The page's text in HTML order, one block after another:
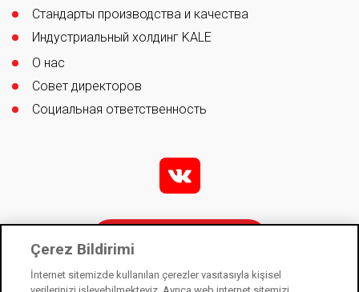
Стандарты производства и качества
Индустриальный холдинг KALE
О нас
Совет директоров
Социальная ответственность
v
Çerez Bildirimi
İnternet sitemizde kullanılan çerezler vasıtasıyla kişisel